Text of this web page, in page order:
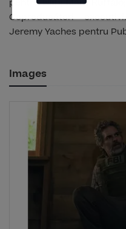
pentru wiip; Mark
Coproducători
Jeremy Yaches pentru
Images